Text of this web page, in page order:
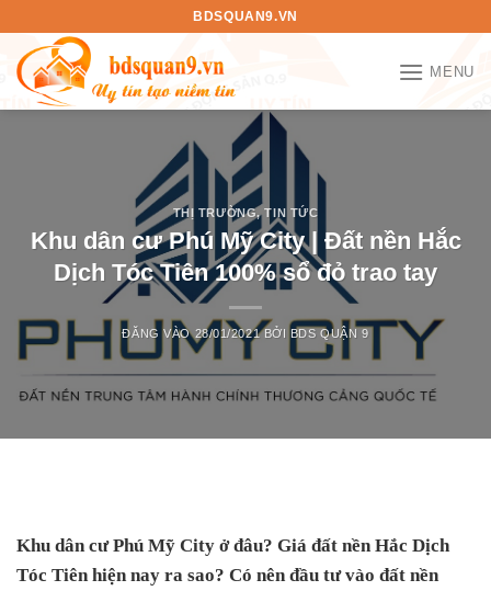
nội
dung
BDSQUAN9.VN
MENU
THỊ TRƯỜNG,TIN TỨC
Khu dân cư Phú Mỹ City | Đất nền Hắc
Dịch Tóc Tiên 100% sổ đỏ trao tay
ĐĂNG VÀO28/01/2021 BỞI BDS QUẬN 9
Khu dân cư Phú Mỹ City ở đâu? Giá đất nền Hắc Dịch
Tóc Tiên hiện nay ra sao? Có nên đầu tư vào đất nền